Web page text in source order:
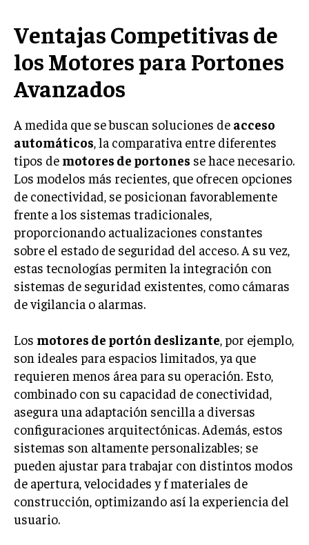
CONTABILIDAD EMPRESARIAL
ECONOMÍA EMPRESARIAL
COMERCIO INTERNACIONAL
EXPANSIÓN GLOBAL
IMPORTACIÓN Y EXPORTACIÓN
ALIANZAS ESTRATÉGICAS
TECNOLOGIA
SOSTENIBILIDAD Y MEDIO AMBIENTE
GESTIÓN DE LA INNOVACIÓN TECNOLÓGICA
ANALÍTICA EMPRESARIAL Y BUSINESS
INTELLIGENCE
CIBERSEGURIDAD EMPRESARIAL
ESTRATEGIA
EMPRESAS FAMILIARES Y SUCESIÓN
GESTIÓN DEL RIESGO EMPRESARIAL
NEGOCIACIÓN Y RESOLUCIÓN DE CONFLICTOS
DERECHO EMPRESARIAL Y REGULACIONES
Ventajas Competitivas de
los Motores para Portones
Avanzados
A medida que se buscan soluciones de acceso
automáticos , la comparativa entre diferentes
tipos de motores de portones se hace necesario.
Los modelos más recientes, que ofrecen opciones
de conectividad, se posicionan favorablemente
frente a los sistemas tradicionales,
proporcionando actualizaciones constantes
sobre el estado de seguridad del acceso. A su vez,
estas tecnologías permiten la integración con
sistemas de seguridad existentes, como cámaras
de vigilancia o alarmas.
Los motores de portón deslizante , por ejemplo,
son ideales para espacios limitados, ya que
requieren menos área para su operación. Esto,
combinado con su capacidad de conectividad,
asegura una adaptación sencilla a diversas
configuraciones arquitectónicas. Además, estos
sistemas son altamente personalizables; se
pueden ajustar para trabajar con distintos modos
de apertura, velocidades y f materiales de
construcción, optimizando así la experiencia del
usuario.